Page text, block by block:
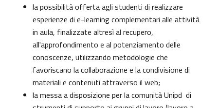
la possibilità offerta agli studenti di realizzare
esperienze di e-learning complementari alle attività
in aula, finalizzate altresì al recupero,
all'approfondimento e al potenziamento delle
conoscenze, utilizzando metodologie che
favoriscano la collaborazione e la condivisione di
materiali e contenuti attraverso il web;
la messa a disposizione per la comunità Unipd di